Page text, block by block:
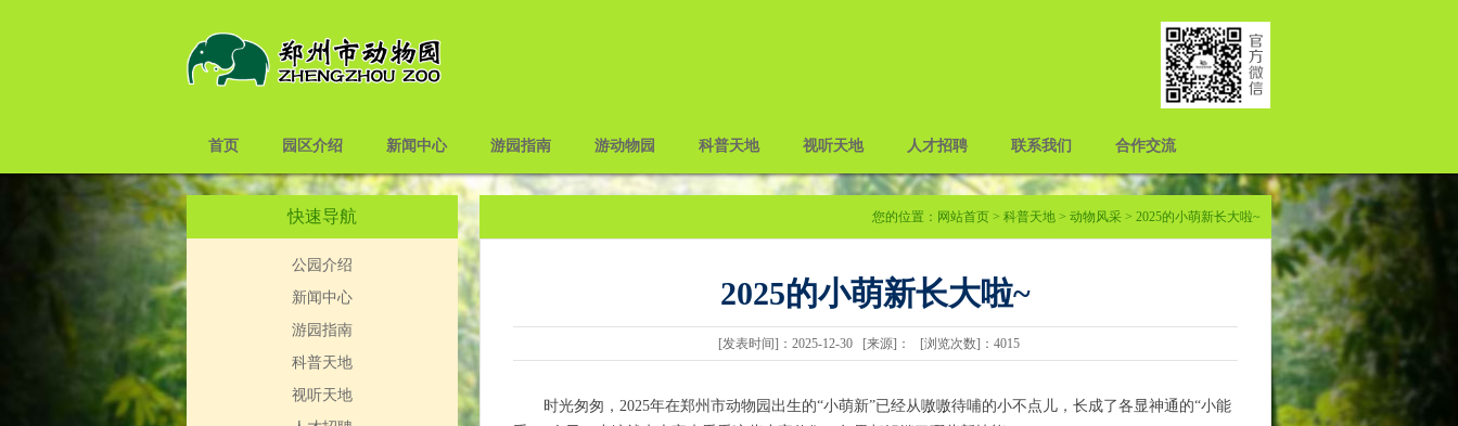
首页 园区介绍 新闻中心 游园指南 游动物园 科普天地 视听天地 人才招聘 联系我们 合作交流
快速导航
公园介绍
新闻中心
游园指南
科普天地
视听天地
您的位置： 网站首页 > 科普天地 > 动物风采 > 2025的小萌新长大啦~
2025的小萌新长大啦~
[发表时间]：2025-12-30 [来源]： [浏览次数]：4015
时光匆匆，2025年在郑州市动物园出生的“小萌新”已经从嗷嗷待哺的小不点儿，长成了各显神通的“小能